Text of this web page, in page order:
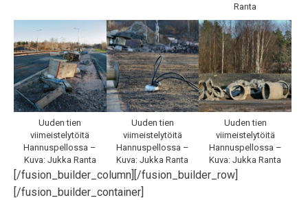
Ranta
Uuden tien
viimeistelytöitä
Hannuspellossa –
Kuva: Jukka Ranta
Uuden tien
viimeistelytöitä
Hannuspellossa –
Kuva: Jukka Ranta
Uuden tien
viimeistelytöitä
Hannuspellossa –
Kuva: Jukka Ranta
[/fusion_builder_column][/fusion_builder_row]
[/fusion_builder_container]